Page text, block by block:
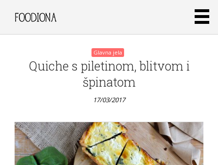
Glavna jela
Quiche s piletinom, blitvom i
špinatom
17/03/2017